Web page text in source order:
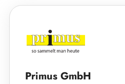
Primus GmbH